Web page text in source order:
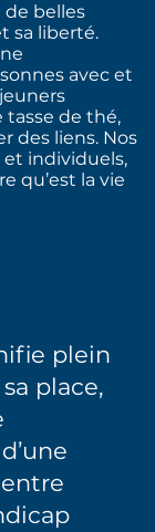
belles
sa liberté.
avec et
tasse de thé,
des liens. Nos
et individuels,
qu’est la vie
plein
place,